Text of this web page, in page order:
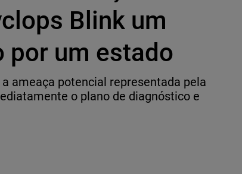
Blink um
por um estado
ameaça potencial representada pela
o plano de diagnóstico e